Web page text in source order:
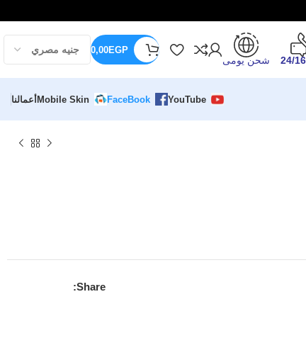
شحن يومى
0,00EGP
YouTube
FaceBook
Mobile Skinأعمالنا
Share: